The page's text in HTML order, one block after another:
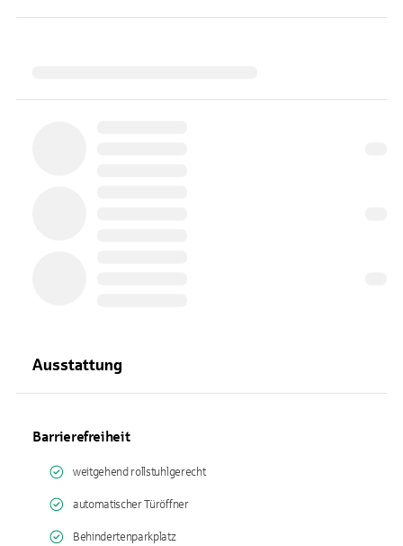
Ausstattung
Barrierefreiheit
weitgehend rollstuhlgerecht
automatischer Türöffner
Behindertenparkplatz